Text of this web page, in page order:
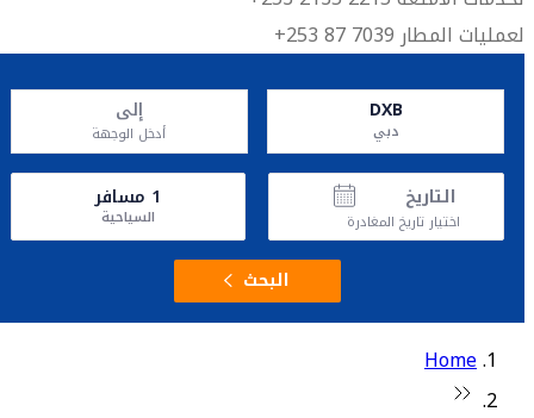
لعمليات المطار 7039 87 253+
DXB
دبي
إلى
أدخل الوجهة
التاريخ
اختيار تاريخ المغادرة
1 مسافر
السياحية
البحث
Home